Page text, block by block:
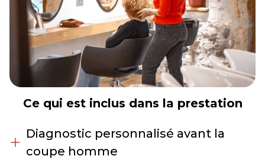
Ce qui est inclus dans la prestation
Diagnostic personnalisé avant la
coupe homme